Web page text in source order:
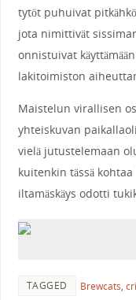
tytöt puhuivat
jota nimittivät
onnistuivat
lakitoimiston
Maistelun virallisen
yhteiskuvan
vielä jutustelemaan
kuitenkin tässä
iltamäskäys odotti
TAGGED Brewcats,